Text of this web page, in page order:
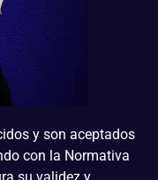
y son aceptados
con la Normativa
su validez y